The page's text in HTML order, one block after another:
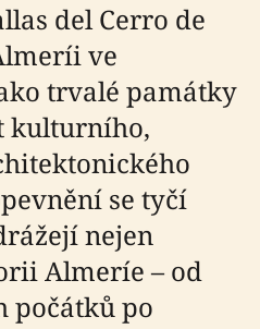
del Cerro de
ve
trvalé památky
kulturního,
se tyčí
nejen
Almeríe – od
počátků po